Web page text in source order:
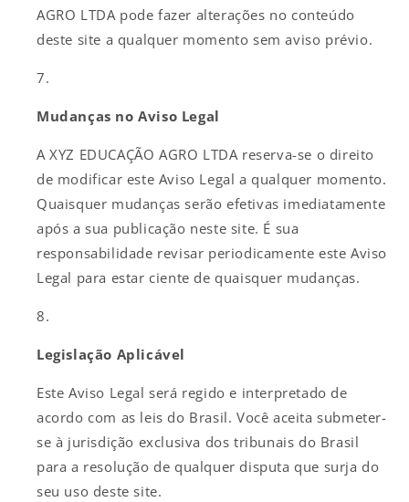
AGRO LTDA pode fazer alterações no conteúdo
deste site a qualquer momento sem aviso prévio.
Mudanças no Aviso Legal
A XYZ EDUCAÇÃO AGRO LTDA reserva-se o direito
de modificar este Aviso Legal a qualquer momento.
Quaisquer mudanças serão efetivas imediatamente
após a sua publicação neste site. É sua
responsabilidade revisar periodicamente este Aviso
Legal para estar ciente de quaisquer mudanças.
Legislação Aplicável
Este Aviso Legal será regido e interpretado de
acordo com as leis do Brasil. Você aceita submeter-
se à jurisdição exclusiva dos tribunais do Brasil
para a resolução de qualquer disputa que surja do
seu uso deste site.